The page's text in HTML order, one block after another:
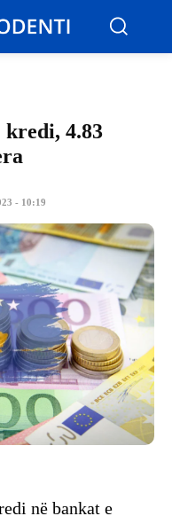
4.83
- 10:19
në bankat e